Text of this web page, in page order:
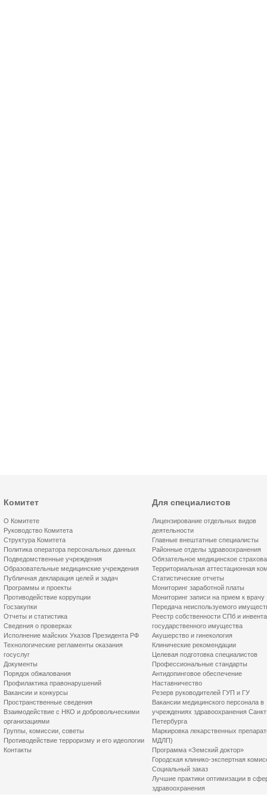
Комитет
О Комитете
Руководство Комитета
Структура Комитета
Политика оператора персональных данных
Подведомственные учреждения
Образовательные медицинские учреждения
Публичная декларация целей и задач
Программы и проекты
Противодействие коррупции
Госзакупки
Отчеты и статистика
Сведения о проверках
Исполнение майских Указов Президента РФ
Технологические регламенты оказания
госуслуг
Документы
Порядок обжалования
Профилактика правонарушений
Вакансии и конкурсы
Пространственные сведения
Взаимодействие с НКО и добровольческими
организациями
Группы, комиссии, советы
Противодействие терроризму и его идеологии
Контакты
Для специалистов
Лицензирование отдельных видов
деятельности
Главные внештатные специалисты
Районные отделы здравоохранения
Обязательное медицинское
Территориальная аттестационная
Статистические отчеты
Мониторинг заработной платы
Мониторинг записи на прием к врачу
Передача неиспользуемого
Реестр собственности СПб и
государственного имущества
Акушерство и гинекология
Клинические рекомендации
Целевая подготовка специалистов
Профессиональные стандарты
Антидопинговое обеспечение
Наставничество
Резерв руководителей ГУП и ГУ
Вакансии медицинского персонала в
учреждениях здравоохранения
Петербурга
Маркировка лекарственных
МДЛП)
Программа «Земский доктор»
Городская клинико-экспертная
Социальный заказ
Лучшие практики оптимизации в
здравоохранения